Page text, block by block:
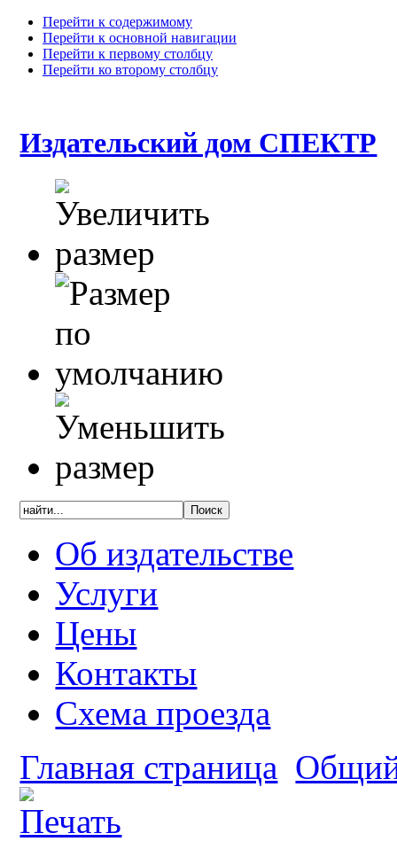
Перейти к содержимому
Перейти к основной навигации
Перейти к первому столбцу
Перейти ко второму столбцу
Издательский дом СПЕКТР
Об издательстве
Услуги
Цены
Контакты
Схема проезда
Главная страница